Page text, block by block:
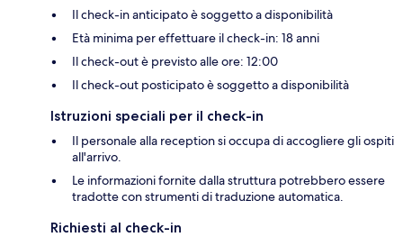
Il check-in anticipato è soggetto a disponibilità
Età minima per effettuare il check-in: 18 anni
Il check-out è previsto alle ore: 12:00
Il check-out posticipato è soggetto a disponibilità
Istruzioni speciali per il check-in
Il personale alla reception si occupa di accogliere gli ospiti
all'arrivo.
Le informazioni fornite dalla struttura potrebbero essere
tradotte con strumenti di traduzione automatica.
Richiesti al check-in